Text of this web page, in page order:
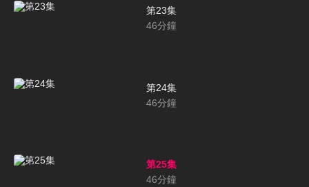
第23集
46分鐘
第24集
46分鐘
第25集
46分鐘